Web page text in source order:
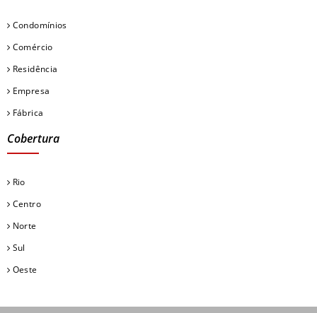
Condomínios
Comércio
Residência
Empresa
Fábrica
Cobertura
Rio
Centro
Norte
Sul
Oeste